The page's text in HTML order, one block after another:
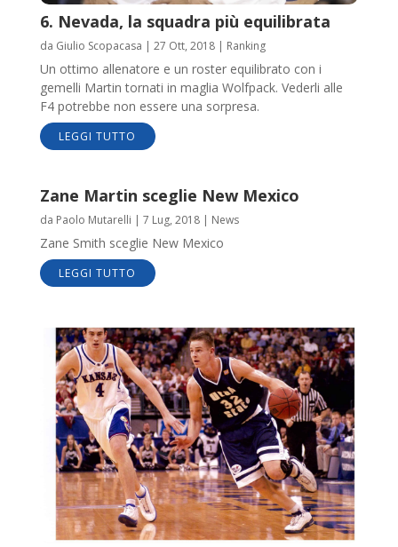
6. Nevada, la squadra più equilibrata
da Giulio Scopacasa | 27 Ott, 2018| Ranking
Un ottimo allenatore e un roster equilibrato con i
gemelli Martin tornati in maglia Wolfpack. Vederli alle
F4 potrebbe non essere una sorpresa.
LEGGI TUTTO
Zane Martin sceglie New Mexico
da Paolo Mutarelli | 7 Lug, 2018| News
Zane Smith sceglie New Mexico
LEGGI TUTTO